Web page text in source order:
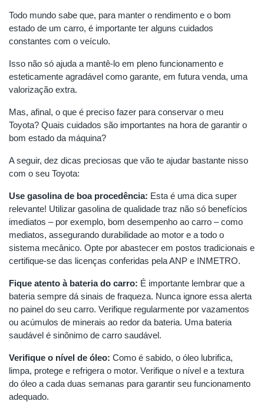
Todo mundo sabe que, para manter o rendimento e o bom
estado de um carro, é importante ter alguns cuidados
constantes com o veículo.
Isso não só ajuda a mantê-lo em pleno funcionamento e
esteticamente agradável como garante, em futura venda, uma
valorização extra.
Mas, afinal, o que é preciso fazer para conservar o meu
Toyota? Quais cuidados são importantes na hora de garantir o
bom estado da máquina?
A seguir, dez dicas preciosas que vão te ajudar bastante nisso
com o seu Toyota:
Use gasolina de boa procedência: Esta é uma dica super
relevante! Utilizar gasolina de qualidade traz não só benefícios
imediatos – por exemplo, bom desempenho ao carro – como
mediatos, assegurando durabilidade ao motor e a todo o
sistema mecânico. Opte por abastecer em postos tradicionais e
certifique-se das licenças conferidas pela ANP e INMETRO.
Fique atento à bateria do carro: É importante lembrar que a
bateria sempre dá sinais de fraqueza. Nunca ignore essa alerta
no painel do seu carro. Verifique regularmente por vazamentos
ou acúmulos de minerais ao redor da bateria. Uma bateria
saudável é sinônimo de carro saudável.
Verifique o nível de óleo: Como é sabido, o óleo lubrifica,
limpa, protege e refrigera o motor. Verifique o nível e a textura
do óleo a cada duas semanas para garantir seu funcionamento
adequado.